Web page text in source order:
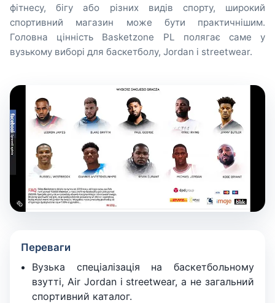
фітнесу, бігу або різних видів спорту, широкий
спортивний магазин може бути практичнішим.
Головна цінність Basketzone PL полягає саме у
вузькому виборі для баскетболу, Jordan і streetwear.
Переваги
Вузька спеціалізація на баскетбольному
взутті, Air Jordan і streetwear, а не загальний
спортивний каталог.